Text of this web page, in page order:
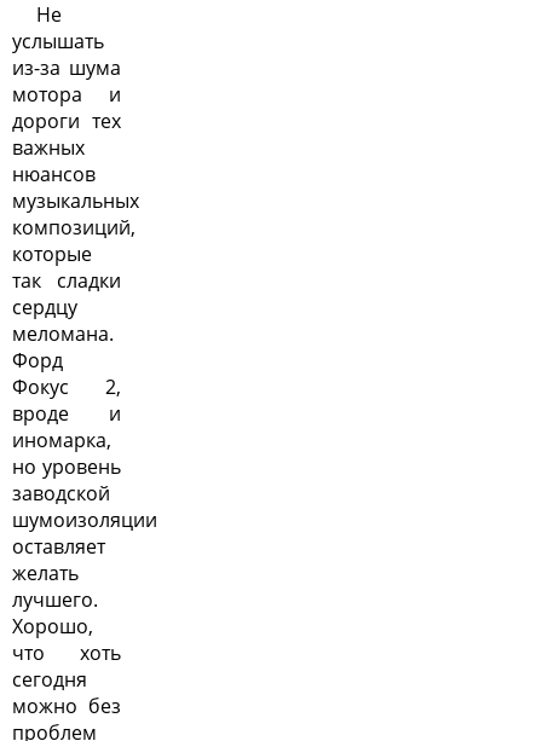
Не
услышать
из-за шума
мотора и
дороги тех
важных
нюансов
музыкальных
композиций,
которые
так сладки
сердцу
меломана.
Форд
Фокус 2,
вроде и
иномарка,
но уровень
заводской
шумоизоляции
оставляет
желать
лучшего.
Хорошо,
что хоть
сегодня
можно без
проблем